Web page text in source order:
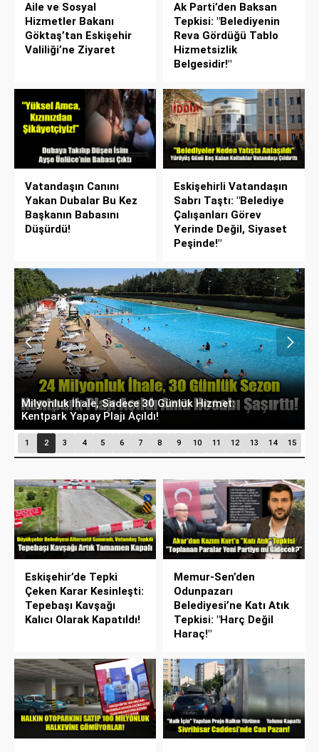
Aile ve Sosyal
Hizmetler Bakanı
Göktaş’tan Eskişehir
Valiliği’ne Ziyaret
Ak Parti’den Baksan
Tepkisi: "Belediyenin
Reva Gördüğü Tablo
Hizmetsizlik
Belgesidir!"
Vatandaşın Canını
Yakan Dubalar Bu Kez
Başkanın Babasını
Düşürdü!
Eskişehirli Vatandaşın
Sabrı Taştı: "Belediye
Çalışanları Görev
Yerinde Değil, Siyaset
Peşinde!"
Meclis Üyesinden Başkan Ataç’a Zor Soru:
"Makam Aracı Eşine mi Tahsis Edildi?"
1 2 3 4 5 6 7 8 9 10 11 12 13 14 15
Eskişehir’de Tepki
Çeken Karar Kesinleşti:
Tepebaşı Kavşağı
Kalıcı Olarak Kapatıldı!
Memur-Sen’den
Odunpazarı
Belediyesi’ne Katı Atık
Tepkisi: "Harç Değil
Haraç!"